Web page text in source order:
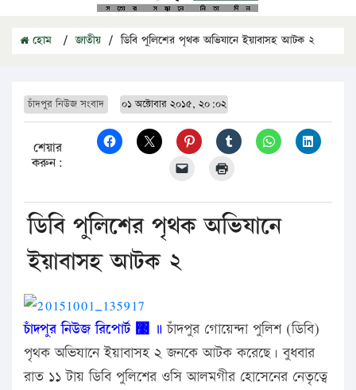
হোম / জাতীয় / ডিবি পুলিশের পৃথক অভিযানে ইয়াবাসহ আটক ২
চাঁদপুর নিউজ সংবাদ ০১ অক্টোবার ২০১৫, ২০:০২
শেয়ার
করুন:
ডিবি পুলিশের পৃথক অভিযানে
ইয়াবাসহ আটক ২
চাঁদপুর নিউজ রিপোর্ট ঳ ॥ চাঁদপুর গোয়েন্দা পুলিশ (ডিবি)
পৃথক অভিযানে ইয়াবাসহ ২ জনকে আটক করেছে। বুধবার
রাত ১১ টায় ডিবি পুলিশের ওসি আলমগীর হোসেনের নেতৃত্বে